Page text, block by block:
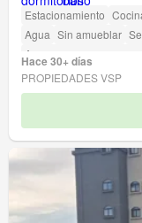
Estacionamiento
Agua Sin amueblar
Acceso para personas
Hace 30+ días
PROPIEDADES VSP